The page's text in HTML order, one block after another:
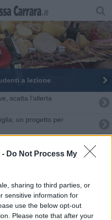
- Do Not Process My
sharing to third parties, or
sensitive information for
use the below opt-out
Please note that after your
a lezione
scatta l'allerta
un progetto per
allerta arancione
forte, neve e ghiaccio
di euro per gli anziani